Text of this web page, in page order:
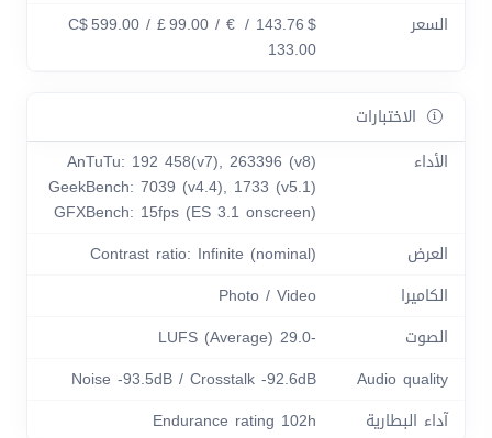
السعر
$ 143.76 / C$ 599.00 / £ 99.00 / €
133.00
الاختبارات
الأداء
AnTuTu: 192 458(v7), 263396 (v8)
GeekBench: 7039 (v4.4), 1733 (v5.1)
GFXBench: 15fps (ES 3.1 onscreen)
العرض
Contrast ratio: Infinite (nominal)
الكاميرا
Photo / Video
الصوت
-29.0 LUFS (Average)
Audio quality
Noise -93.5dB / Crosstalk -92.6dB
آداء البطارية
Endurance rating 102h